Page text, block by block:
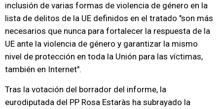
inclusión de varias formas de violencia de género en la
lista de delitos de la UE definidos en el tratado "son más
necesarios que nunca para fortalecer la respuesta de la
UE ante la violencia de género y garantizar la mismo
nivel de protección en toda la Unión para las víctimas,
también en Internet".
Tras la votación del borrador del informe, la
eurodiputada del PP Rosa Estaràs ha subrayado la